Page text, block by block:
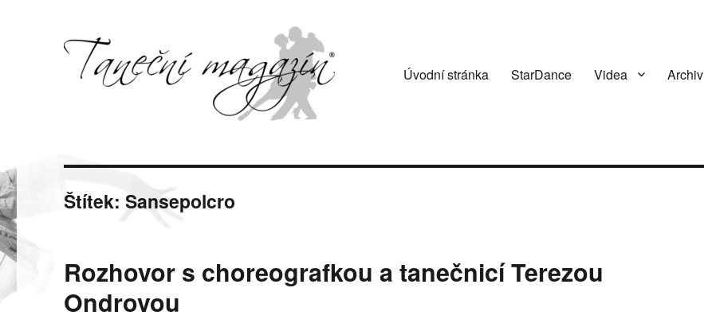
Úvodní stránka StarDance Videa Archiv
Štítek:Sansepolcro
Rozhovor s choreografkou a tanečnicí Terezou
Ondrovou